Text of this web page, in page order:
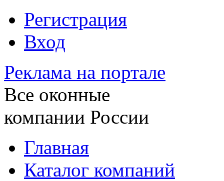
Регистрация
Вход
Реклама на портале
Все оконные
компании России
Главная
Каталог компаний